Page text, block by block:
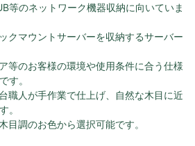
等のネットワーク機器収納に向いていま
クマウントサーバーを収納するサーバー
等のお客様の環境や使用条件に合う仕様
す。
職人が手作業で仕上げ、自然な木目に近
。
調のお色から選択可能です。